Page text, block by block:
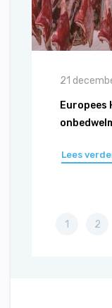
21
Europees
Lees
1 2